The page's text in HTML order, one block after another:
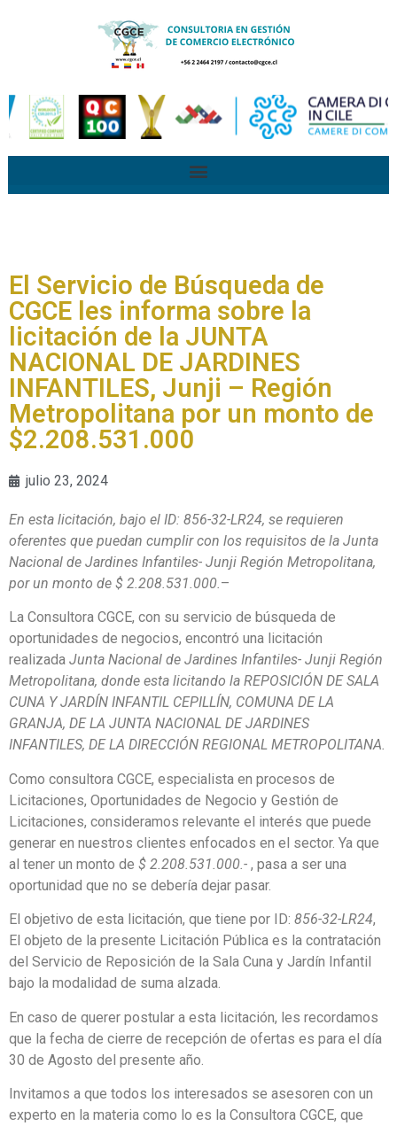
El Servicio de Búsqueda de
CGCE les informa sobre la
licitación de la JUNTA
NACIONAL DE JARDINES
INFANTILES, Junji – Región
Metropolitana por un monto de
$2.208.531.000
julio 23, 2024
En esta licitación, bajo el ID: 856-32-LR24, se requieren
oferentes que puedan cumplir con los requisitos de la Junta
Nacional de Jardines Infantiles- Junji Región Metropolitana,
por un monto de $ 2.208.531.000.–
La Consultora CGCE, con su servicio de búsqueda de
oportunidades de negocios, encontró una licitación
realizada Junta Nacional de Jardines Infantiles- Junji Región
Metropolitana, donde esta licitando la REPOSICIÓN DE SALA
CUNA Y JARDÍN INFANTIL CEPILLÍN, COMUNA DE LA
GRANJA, DE LA JUNTA NACIONAL DE JARDINES
INFANTILES, DE LA DIRECCIÓN REGIONAL METROPOLITANA.
Como consultora CGCE, especialista en procesos de
Licitaciones, Oportunidades de Negocio y Gestión de
Licitaciones, consideramos relevante el interés que puede
generar en nuestros clientes enfocados en el sector. Ya que
al tener un monto de $ 2.208.531.000.- , pasa a ser una
oportunidad que no se debería dejar pasar.
El objetivo de esta licitación, que tiene por ID: 856-32-LR24,
El objeto de la presente Licitación Pública es la contratación
del Servicio de Reposición de la Sala Cuna y Jardín Infantil
bajo la modalidad de suma alzada.
En caso de querer postular a esta licitación, les recordamos
que la fecha de cierre de recepción de ofertas es para el día
30 de Agosto del presente año.
Invitamos a que todos los interesados se asesoren con un
experto en la materia como lo es la Consultora CGCE, que